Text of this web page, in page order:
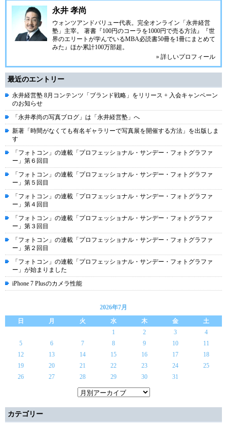
永井 孝尚
ウォンツアンドバリュー代表。完全オンライン「永井経営
塾」主宰。 著書『100円のコーラを1000円で売る方法』『世
界のエリートが学んでいるMBA必読書50冊を1冊にまとめて
みた』ほか累計100万部超。
» 詳しいプロフィール
最近のエントリー
永井経営塾 8月コンテンツ「ブランド戦略」をリリース + 入会キャンペーン
のお知らせ
「永井孝尚の写真ブログ」は「永井経営塾」へ
新著「時間がなくても有名ギャラリーで写真展を開催する方法」を出版しま
す
「フォトコン」の連載「プロフェッショナル・サンデー・フォトグラファ
ー」第６回目
「フォトコン」の連載「プロフェッショナル・サンデー・フォトグラファ
ー」第５回目
「フォトコン」の連載「プロフェッショナル・サンデー・フォトグラファ
ー」第４回目
「フォトコン」の連載「プロフェッショナル・サンデー・フォトグラファ
ー」第３回目
「フォトコン」の連載「プロフェッショナル・サンデー・フォトグラファ
ー」第２回目
「フォトコン」の連載「プロフェッショナル・サンデー・フォトグラファ
ー」が始まりました
iPhone 7 Plusのカメラ性能
2026年7月
日
月 火 水 木 金
土
1
2 3
4
5
6 7 8 9 10
11
12
13 14 15 16 17
18
19
20 21 22 23 24
25
26
27 28 29 30 31
カテゴリー